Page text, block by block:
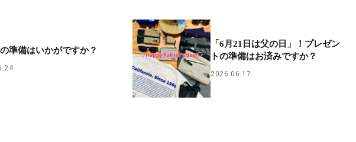
準備はいかがですか？
「6月21日は父の日」！プレゼン
トの準備はお済みですか？
2026.06.17